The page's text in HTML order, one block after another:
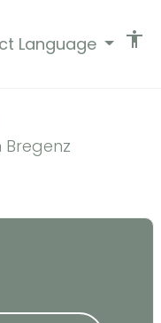
Language accessibility
Bregenz